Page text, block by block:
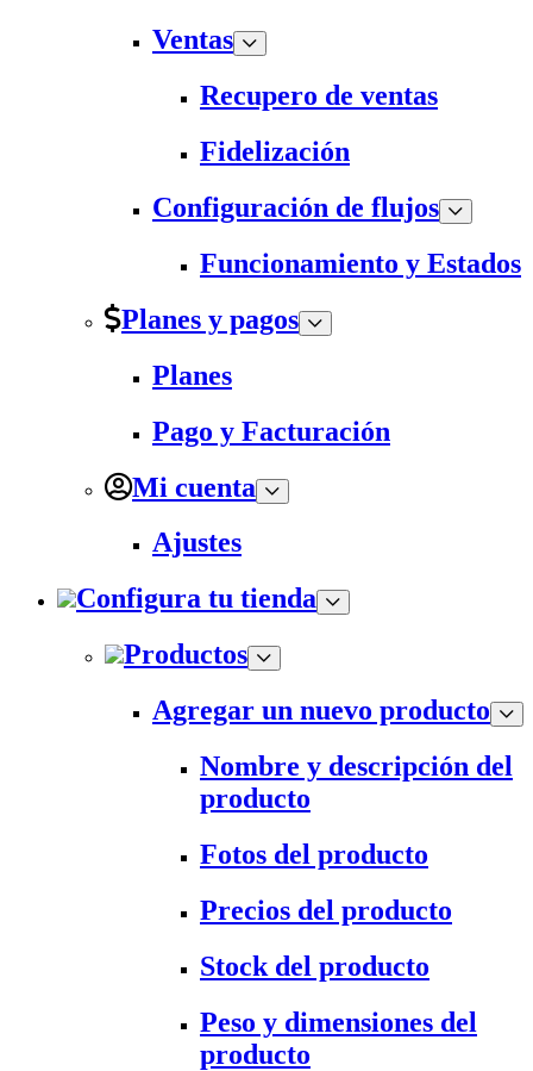
Ventas
Recupero de ventas
Fidelización
Configuración de flujos
Funcionamiento y Estados
Planes y pagos
Planes
Pago y Facturación
Mi cuenta
Ajustes
Configura tu tienda
Productos
Agregar un nuevo producto
Nombre y descripción del
producto
Fotos del producto
Precios del producto
Stock del producto
Peso y dimensiones del
producto